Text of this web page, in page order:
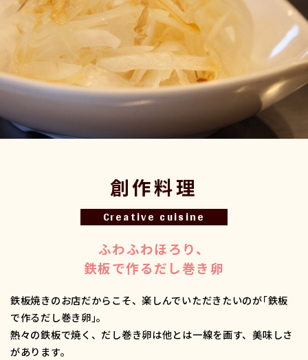
創作料理
Creative cuisine
ふわふわほろり、
鉄板で作るだし巻き卵
鉄板焼きのお店だからこそ、楽しんでいただきたいのが｢鉄板
で作るだし巻き卵｣｡
熱々の鉄板で焼く、だし巻き卵は他とは一線を画す、美味しさ
があります。